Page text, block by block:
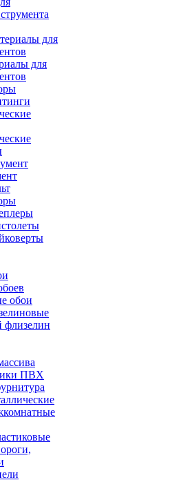
для
обои
ПВХ